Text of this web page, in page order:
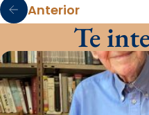
Anterior
Te